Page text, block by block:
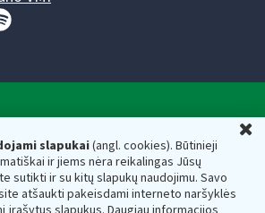
slapukai(angl. cookies). Būtinieji
ir jiems nėra reikalingas Jūsų
sutikti ir su kitų slapukų naudojimu. Savo
atšaukti pakeisdami interneto naršyklės
ministerijos
asmens kodas — 188659752,
g. 14, 01107 Vilnius, Lietuva, el.paštas:
dėžutės adresas 188659752